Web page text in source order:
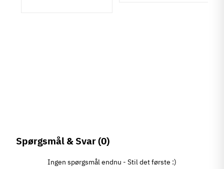
Spørgsmål & Svar(0)
Ingen spørgsmål endnu - Stil det første :)